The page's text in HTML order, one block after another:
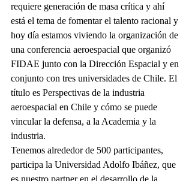
requiere generación de masa crítica y ahí
está el tema de fomentar el talento racional y
hoy día estamos viviendo la organización de
una conferencia aeroespacial que organizó
FIDAE junto con la Dirección Espacial y en
conjunto con tres universidades de Chile. El
título es Perspectivas de la industria
aeroespacial en Chile y cómo se puede
vincular la defensa, a la Academia y la
industria.
Tenemos alrededor de 500 participantes,
participa la Universidad Adolfo Ibáñez, que
es nuestro partner en el desarrollo de la